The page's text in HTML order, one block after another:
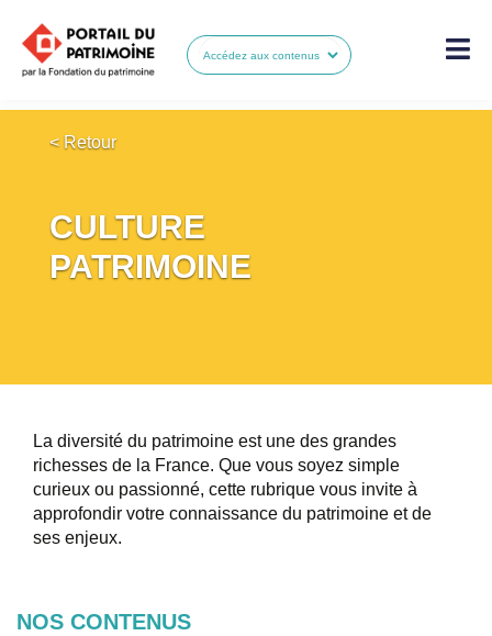
< Retour
CULTURE
PATRIMOINE
La diversité du patrimoine est une des grandes
richesses de la France. Que vous soyez simple
curieux ou passionné, cette rubrique vous invite à
approfondir votre connaissance du patrimoine et de
ses enjeux.
NOS CONTENUS